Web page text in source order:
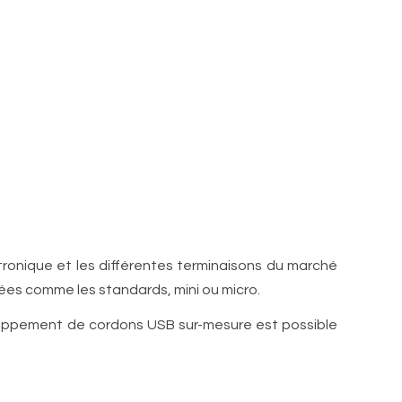
et les différentes terminaisons du marché
comme les standards, mini ou micro.
de cordons USB sur-mesure est possible